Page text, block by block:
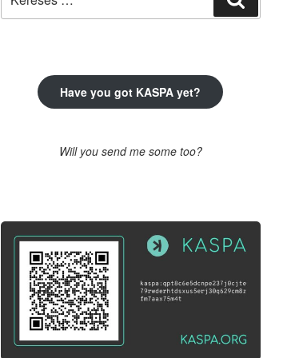
következő
Have you got KASPA yet?
Will you send me some too?